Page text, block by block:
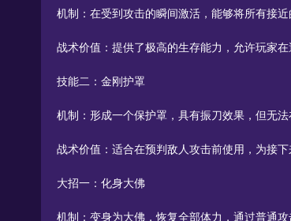
机制：在受到攻击的瞬间激活，能够将所有接近
战术价值：提供了极高的生存能力，允许玩家在
技能二：金刚护罩
机制：形成一个保护罩，具有振刀效果，但无法
战术价值：适合在预判敌人攻击前使用，为接
大招一：化身大佛
机制：变身为大佛，恢复全部体力，通过普通攻